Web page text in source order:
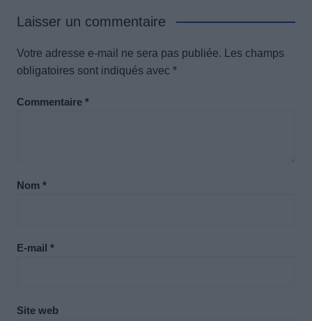
Laisser un commentaire
Votre adresse e-mail ne sera pas publiée.
Les champs
obligatoires sont indiqués avec *
Commentaire *
Nom *
E-mail *
Site web